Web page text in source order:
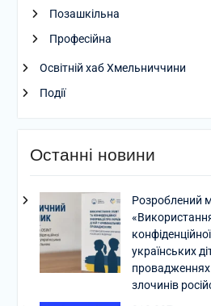
Позашкільна
Професійна
Освітній хаб Хмельниччини
Події
Останні новини
Розроблений
українських
злочинів